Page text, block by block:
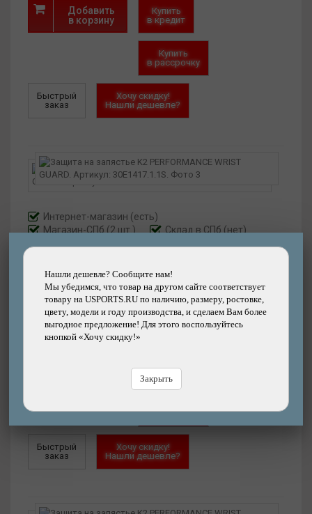
Нашли дешевле? Сообщите нам!
Мы убедимся, что товар на другом сайте соответствует
товару на USPORTS.RU по наличию, размеру, ростовке,
цвету, модели и году производства, и сделаем Вам более
выгодное предложение! Для этого воспользуйтесь
кнопкой «Хочу скидку!»
Закрыть
Добавить
в корзину
Купить
в кредит
Купить
в рассрочку
Быстрый
заказ
Хочу скидку!
Нашли дешевле?
Интернет-магазин (есть)
Магазин-СПб (2 шт.)
Склад в СПб (нет)
Размер:S
2180р.
в кредит
в рассрочку
Быстрый
заказ
Хочу скидку!
Нашли дешевле?